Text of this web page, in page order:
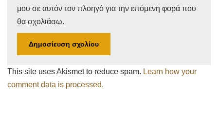
μου σε αυτόν τον πλοηγό για την επόμενη φορά που
θα σχολιάσω.
This site uses Akismet to reduce spam. Learn how your
comment data is processed.